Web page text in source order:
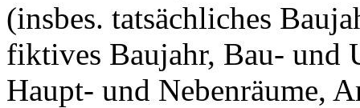
(insbes. tatsächliches
fiktives Baujahr, Bau- und
Haupt- und Nebenräume,